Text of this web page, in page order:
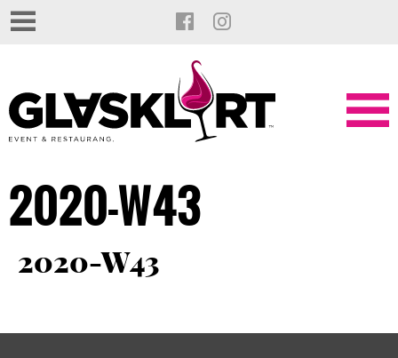
2020-W43
2020-W43